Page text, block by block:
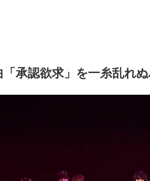
承認欲求」を一糸乱れ